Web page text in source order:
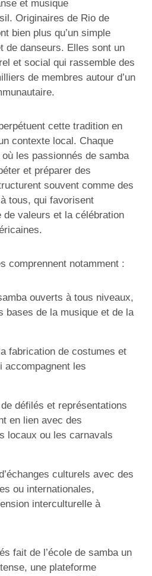
et musique
Originaires de Rio de
bien plus qu’un simple
de danseurs. Elles sont un
et social qui rassemble des
de membres autour d’un
cette tradition en
contexte local. Chaque
les passionnés de samba
et préparer des
souvent comme des
tous, qui favorisent
de valeurs et la célébration
comprennent notamment :
ouverts à tous niveaux,
bases de la musique et de la
fabrication de costumes et
accompagnent les
défilés et représentations
en lien avec des
locaux ou les carnavals
culturels avec des
ou internationales,
interculturelle à
fait de l’école de samba un
une plateforme